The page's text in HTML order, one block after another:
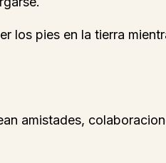
los pies en la tierra
amistades,